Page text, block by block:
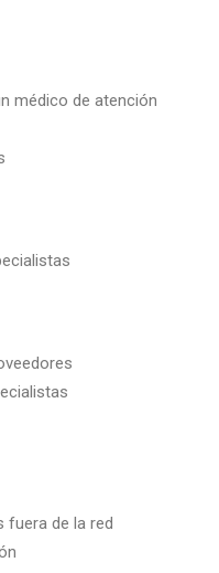
médico de atención
de la red